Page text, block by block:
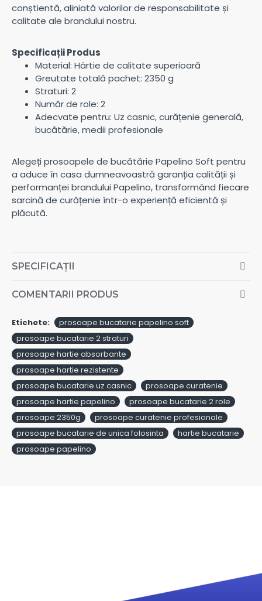
conștientă, aliniată valorilor de responsabilitate și
calitate ale brandului nostru.
Specificații Produs
Material: Hârtie de calitate superioară
Greutate totală pachet: 2350 g
Straturi: 2
Număr de role: 2
Adecvate pentru: Uz casnic, curățenie generală,
bucătărie, medii profesionale
Alegeți prosoapele de bucătărie Papelino Soft pentru
a aduce în casa dumneavoastră garanția calității și
performanței brandului Papelino, transformând fiecare
sarcină de curățenie într-o experiență eficientă și
plăcută.
SPECIFICAȚII
COMENTARII PRODUS
Etichete:
prosoape bucatarie papelino soft
prosoape bucatarie 2 straturi
prosoape hartie absorbante
prosoape hartie rezistente
prosoape bucatarie uz casnic
prosoape curatenie
prosoape hartie papelino
prosoape bucatarie 2 role
prosoape 2350g
prosoape curatenie profesionale
prosoape bucatarie de unica folosinta
hartie bucatarie
prosoape papelino